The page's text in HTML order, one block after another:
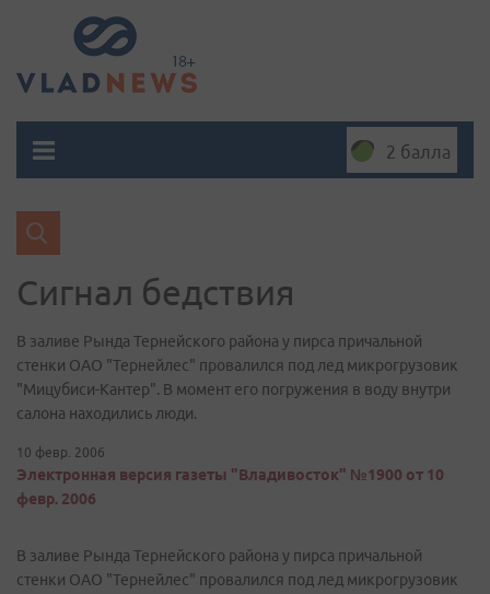
2 балла
Сигнал бедствия
В заливе Рында Тернейского района у пирса причальной
стенки ОАО "Тернейлес" провалился под лед микрогрузовик
"Мицубиси-Кантер". В момент его погружения в воду внутри
салона находились люди.
10 февр. 2006
Электронная версия газеты "Владивосток" №1900 от 10
февр. 2006
В заливе Рында Тернейского района у пирса причальной
стенки ОАО "Тернейлес" провалился под лед микрогрузовик